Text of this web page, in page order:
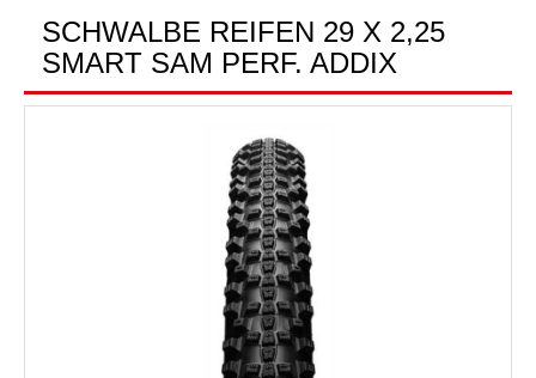
SCHWALBE REIFEN 29 X 2,25
SMART SAM PERF. ADDIX